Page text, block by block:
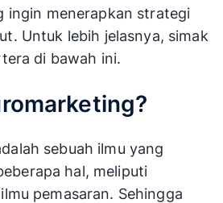
ingin menerapkan strategi
Untuk lebih jelasnya, simak
di bawah ini.
sebuah ilmu yang
hal, meliputi
pemasaran. Sehingga